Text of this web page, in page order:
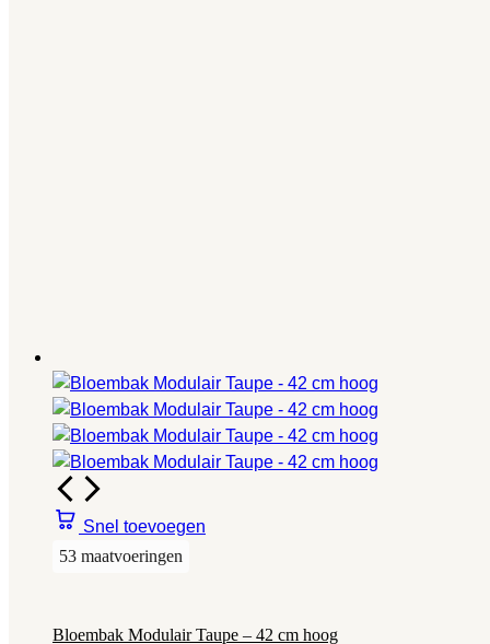
Snel toevoegen
53 maatvoeringen
Bloembak Modulair Taupe – 42 cm hoog